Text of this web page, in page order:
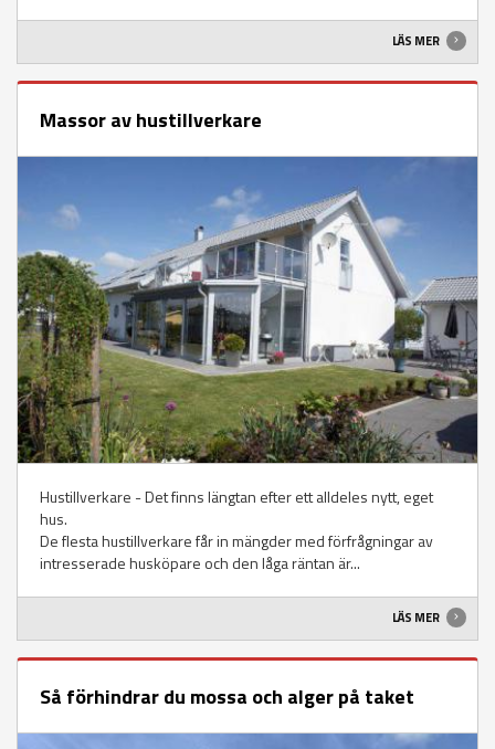
LÄS MER
Massor av hustillverkare
Hustillverkare - Det finns längtan efter ett alldeles nytt, eget
hus.
De flesta hustillverkare får in mängder med förfrågningar av
intresserade husköpare och den låga räntan är...
LÄS MER
Så förhindrar du mossa och alger på taket